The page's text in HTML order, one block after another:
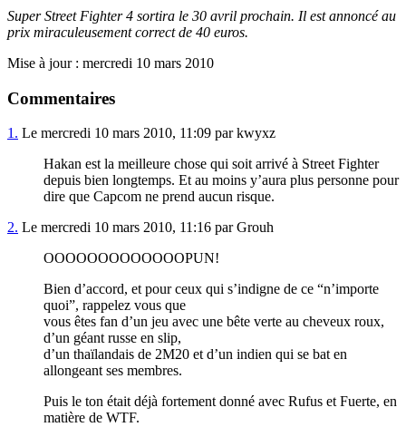
Super Street Fighter 4 sortira le 30 avril prochain. Il est annoncé au
prix miraculeusement correct de 40 euros.
Mise à jour : mercredi 10 mars 2010
Commentaires
1. Le mercredi 10 mars 2010, 11:09 par kwyxz
Hakan est la meilleure chose qui soit arrivé à Street Fighter
depuis bien longtemps. Et au moins y’aura plus personne pour
dire que Capcom ne prend aucun risque.
2. Le mercredi 10 mars 2010, 11:16 par Grouh
OOOOOOOOOOOOOPUN!
Bien d’accord, et pour ceux qui s’indigne de ce “n’importe
quoi”, rappelez vous que
vous êtes fan d’un jeu avec une bête verte au cheveux roux,
d’un géant russe en slip,
d’un thaïlandais de 2M20 et d’un indien qui se bat en
allongeant ses membres.
Puis le ton était déjà fortement donné avec Rufus et Fuerte, en
matière de WTF.